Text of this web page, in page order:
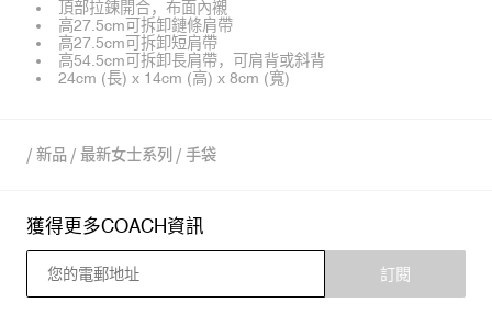
頂部拉鍊開合，布面內襯
高27.5cm可拆卸鏈條肩帶
高27.5cm可拆卸短肩帶
高54.5cm可拆卸長肩帶，可肩背或斜背
24cm (長) x 14cm (高) x 8cm (寬)
/ 新品 / 最新女士系列 / 手袋
獲得更多COACH資訊
訂閱